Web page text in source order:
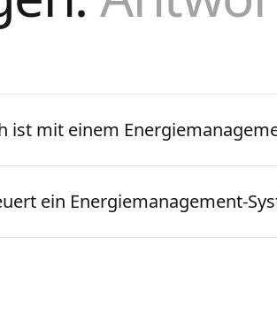
ist mit einem
ein Energiemanagement-